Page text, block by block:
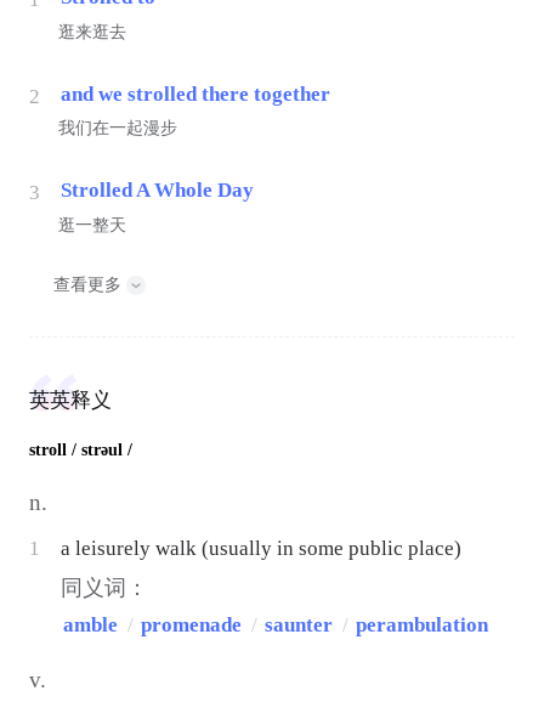
逛来逛去
2 and we strolled there together
我们在一起漫步
3 Strolled A Whole Day
逛一整天
查看更多
英英释义
stroll / strəul /
n.
1 a leisurely walk (usually in some public place)
同义词：
amble / promenade / saunter / perambulation
v.